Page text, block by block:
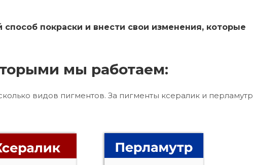
покраски и внести свои изменения, которые
мы работаем:
видов пигментов. За пигменты ксералик и перламутр